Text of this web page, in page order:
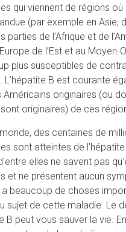
qui viennent de régions où
(par exemple en Asie,
parties de l’Afrique et de
de l’Est et au Moyen-
plus susceptibles de
L’hépatite B est courante
Américains originaires (ou
originaires) de ces
des centaines de
sont atteintes de l'hépatite
elles ne savent pas
et ne présentent aucun
a beaucoup de choses
sujet de cette maladie. Le
B peut vous sauver la vie.